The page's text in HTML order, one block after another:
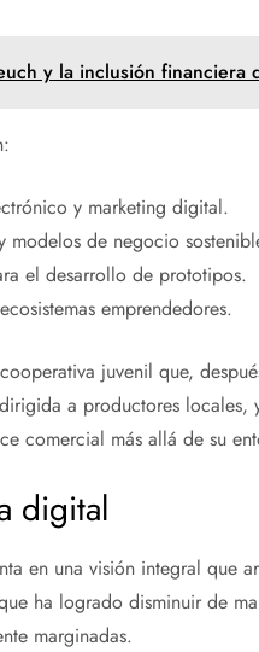
y la inclusión financiera
y marketing digital.
modelos de negocio
el desarrollo de prototipos.
emprendedores.
juvenil que,
a productores locales,
comercial más allá de su
digital
en una visión integral que
ha logrado disminuir de
marginadas.